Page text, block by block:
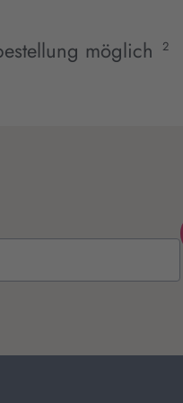
möglich 2